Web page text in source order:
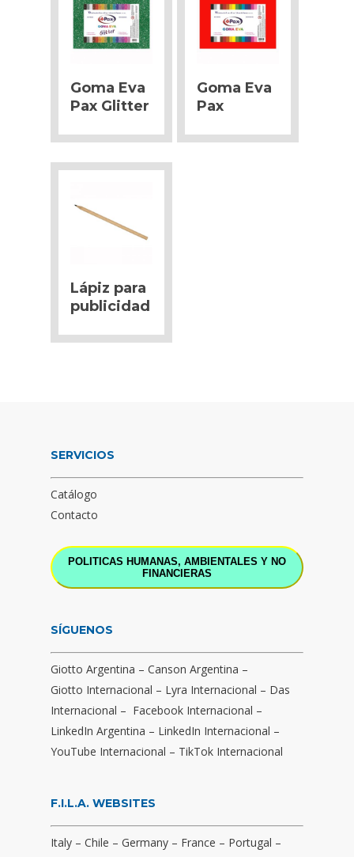
Goma Eva
Pax Glitter
Goma Eva
Pax
Lápiz para
publicidad
SERVICIOS
Catálogo
Contacto
POLITICAS HUMANAS, AMBIENTALES Y NO
FINANCIERAS
SÍGUENOS
Giotto Argentina – Canson Argentina –
Giotto Internacional – Lyra Internacional – Das
Internacional – Facebook Internacional –
LinkedIn Argentina – LinkedIn Internacional –
YouTube Internacional – TikTok Internacional
F.I.L.A. WEBSITES
Italy – Chile – Germany – France – Portugal –